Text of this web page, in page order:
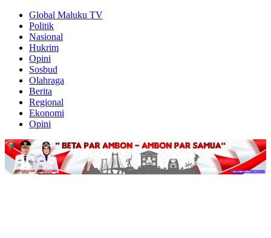
Global Maluku TV
Politik
Nasional
Hukrim
Opini
Sosbud
Olahraga
Berita
Regional
Ekonomi
Opini